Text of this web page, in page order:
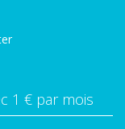
1 € par mois